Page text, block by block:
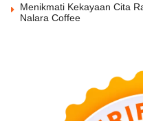
Menikmati Kekayaan Cita
Nalara Coffee